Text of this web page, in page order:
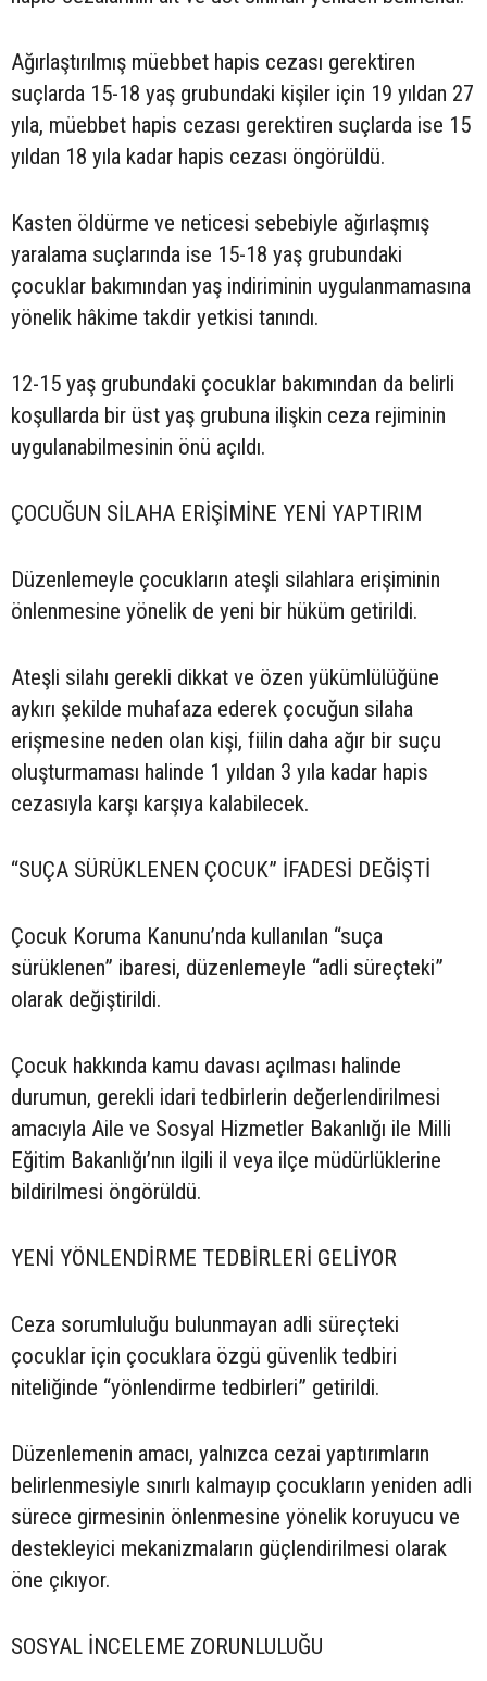
Ağırlaştırılmış müebbet hapis cezası gerektiren
suçlarda 15-18 yaş grubundaki kişiler için 19 yıldan 27
yıla, müebbet hapis cezası gerektiren suçlarda ise 15
yıldan 18 yıla kadar hapis cezası öngörüldü.
Kasten öldürme ve neticesi sebebiyle ağırlaşmış
yaralama suçlarında ise 15-18 yaş grubundaki
çocuklar bakımından yaş indiriminin uygulanmamasına
yönelik hâkime takdir yetkisi tanındı.
12-15 yaş grubundaki çocuklar bakımından da belirli
koşullarda bir üst yaş grubuna ilişkin ceza rejiminin
uygulanabilmesinin önü açıldı.
ÇOCUĞUN SİLAHA ERİŞİMİNE YENİ YAPTIRIM
Düzenlemeyle çocukların ateşli silahlara erişiminin
önlenmesine yönelik de yeni bir hüküm getirildi.
Ateşli silahı gerekli dikkat ve özen yükümlülüğüne
aykırı şekilde muhafaza ederek çocuğun silaha
erişmesine neden olan kişi, fiilin daha ağır bir suçu
oluşturmaması halinde 1 yıldan 3 yıla kadar hapis
cezasıyla karşı karşıya kalabilecek.
“SUÇA SÜRÜKLENEN ÇOCUK” İFADESİ DEĞİŞTİ
Çocuk Koruma Kanunu’nda kullanılan “suça
sürüklenen” ibaresi, düzenlemeyle “adli süreçteki”
olarak değiştirildi.
Çocuk hakkında kamu davası açılması halinde
durumun, gerekli idari tedbirlerin değerlendirilmesi
amacıyla Aile ve Sosyal Hizmetler Bakanlığı ile Milli
Eğitim Bakanlığı’nın ilgili il veya ilçe müdürlüklerine
bildirilmesi öngörüldü.
YENİ YÖNLENDİRME TEDBİRLERİ GELİYOR
Ceza sorumluluğu bulunmayan adli süreçteki
çocuklar için çocuklara özgü güvenlik tedbiri
niteliğinde “yönlendirme tedbirleri” getirildi.
Düzenlemenin amacı, yalnızca cezai yaptırımların
belirlenmesiyle sınırlı kalmayıp çocukların yeniden adli
sürece girmesinin önlenmesine yönelik koruyucu ve
destekleyici mekanizmaların güçlendirilmesi olarak
öne çıkıyor.
SOSYAL İNCELEME ZORUNLULUĞU